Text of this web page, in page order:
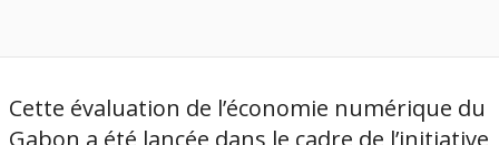
Cette évaluation de l’économie numérique du
Gabon a été lancée dans le cadre de l’initiative